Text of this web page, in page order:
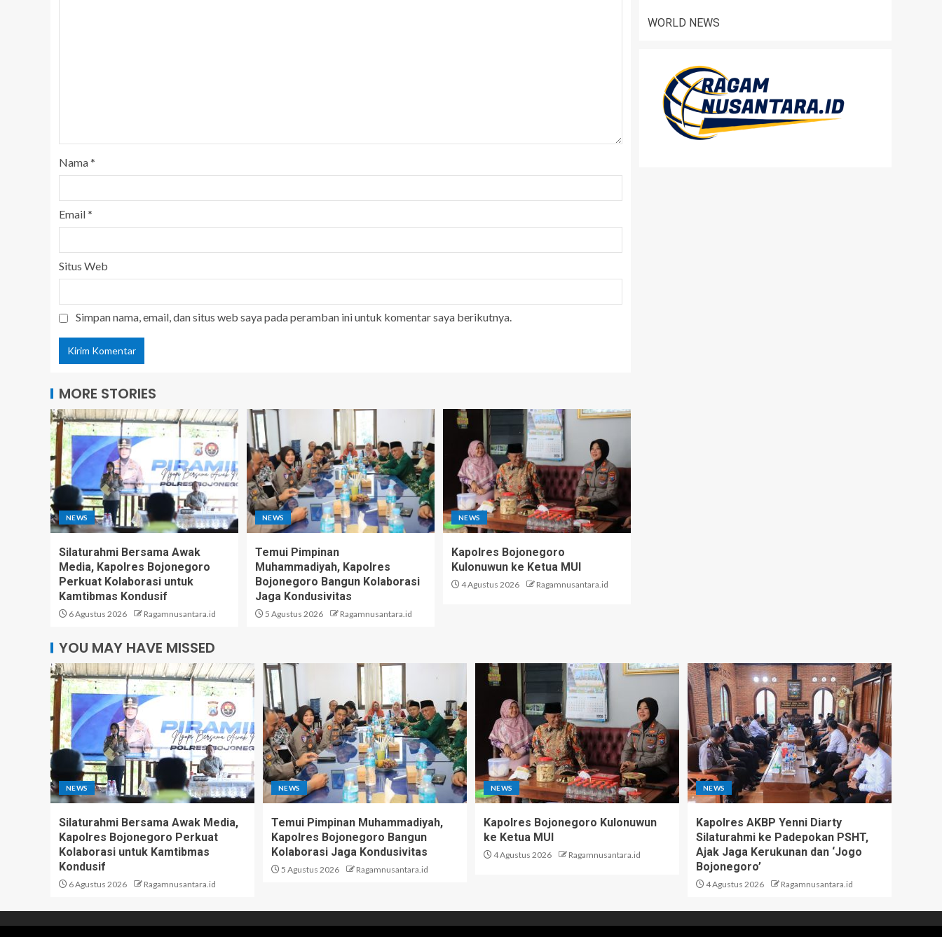
Nama*
Email*
Situs Web
Simpan nama, email, dan situs web saya pada peramban ini untuk komentar saya berikutnya.
MORE STORIES
NEWS
Silaturahmi Bersama Awak
Media, Kapolres Bojonegoro
Perkuat Kolaborasi untuk
Kamtibmas Kondusif
6 Agustus 2026 Ragamnusantara.id
NEWS
Temui Pimpinan
Muhammadiyah, Kapolres
Bojonegoro Bangun Kolaborasi
Jaga Kondusivitas
5 Agustus 2026 Ragamnusantara.id
NEWS
Kapolres Bojonegoro
Kulonuwun ke Ketua MUI
4 Agustus 2026 Ragamnusantara.id
WORLD NEWS
YOU MAY HAVE MISSED
NEWS
Silaturahmi Bersama Awak Media,
Kapolres Bojonegoro Perkuat
Kolaborasi untuk Kamtibmas
Kondusif
6 Agustus 2026 Ragamnusantara.id
NEWS
Temui Pimpinan Muhammadiyah,
Kapolres Bojonegoro Bangun
Kolaborasi Jaga Kondusivitas
5 Agustus 2026 Ragamnusantara.id
NEWS
Kapolres Bojonegoro Kulonuwun
ke Ketua MUI
4 Agustus 2026 Ragamnusantara.id
NEWS
Kapolres AKBP Yenni Diarty
Silaturahmi ke Padepokan PSHT,
Ajak Jaga Kerukunan dan ‘Jogo
Bojonegoro’
4 Agustus 2026 Ragamnusantara.id